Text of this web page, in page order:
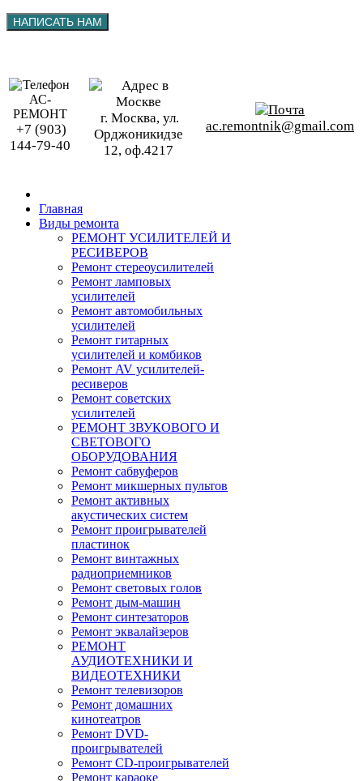
+7 (903)
144-79-40
г. Москва, ул.
Орджоникидзе
12, оф.4217
ac.remontnik@gmail.com
Главная
Виды ремонта
РЕМОНТ УСИЛИТЕЛЕЙ И
РЕСИВЕРОВ
Ремонт стереоусилителей
Ремонт ламповых
усилителей
Ремонт автомобильных
усилителей
Ремонт гитарных
усилителей и комбиков
Ремонт AV усилителей-
ресиверов
Ремонт советских
усилителей
РЕМОНТ ЗВУКОВОГО И
СВЕТОВОГО
ОБОРУДОВАНИЯ
Ремонт сабвуферов
Ремонт микшерных пультов
Ремонт активных
акустических систем
Ремонт проигрывателей
пластинок
Ремонт винтажных
радиоприемников
Ремонт световых голов
Ремонт дым-машин
Ремонт синтезаторов
Ремонт эквалайзеров
РЕМОНТ
АУДИОТЕХНИКИ И
ВИДЕОТЕХНИКИ
Ремонт телевизоров
Ремонт домашних
кинотеатров
Ремонт DVD-
проигрывателей
Ремонт CD-проигрывателей
Ремонт караоке